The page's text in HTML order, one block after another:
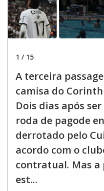
1 / 15
A terceira
camisa do
Dois dias após
roda de pagode
derrotado pelo
acordo com o
contratual. Mas a
est...